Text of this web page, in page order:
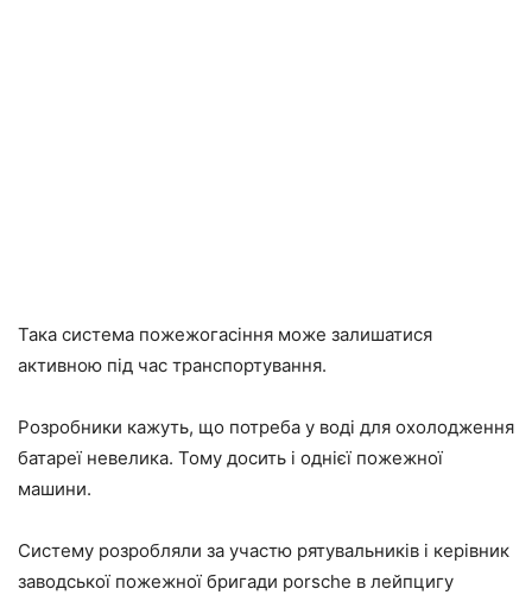
Така система пожежогасіння може залишатися
активною під час транспортування.
Розробники кажуть, що потреба у воді для охолодження
батареї невелика. Тому досить і однієї пожежної
машини.
Систему розробляли за участю рятувальників і керівник
заводської пожежної бригади porsche в лейпцигу